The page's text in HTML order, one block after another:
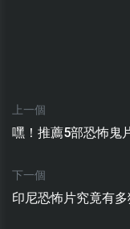
上一個
嘿！推薦5部恐怖鬼
下一個
印尼恐怖片究竟有